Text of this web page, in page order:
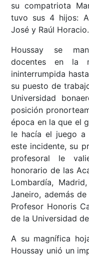
su compatriota
tuvo sus 4 hijos:
José y Raúl Horacio.
Houssay se
docentes en la
ininterrumpida
su puesto de
Universidad
posición
época en la que el
le hacía el juego a
este incidente, su
profesoral le
honorario de las
Lombardía,
Janeiro, además
Profesor Honoris
de la Universidad
A su magnífica
Houssay unió un